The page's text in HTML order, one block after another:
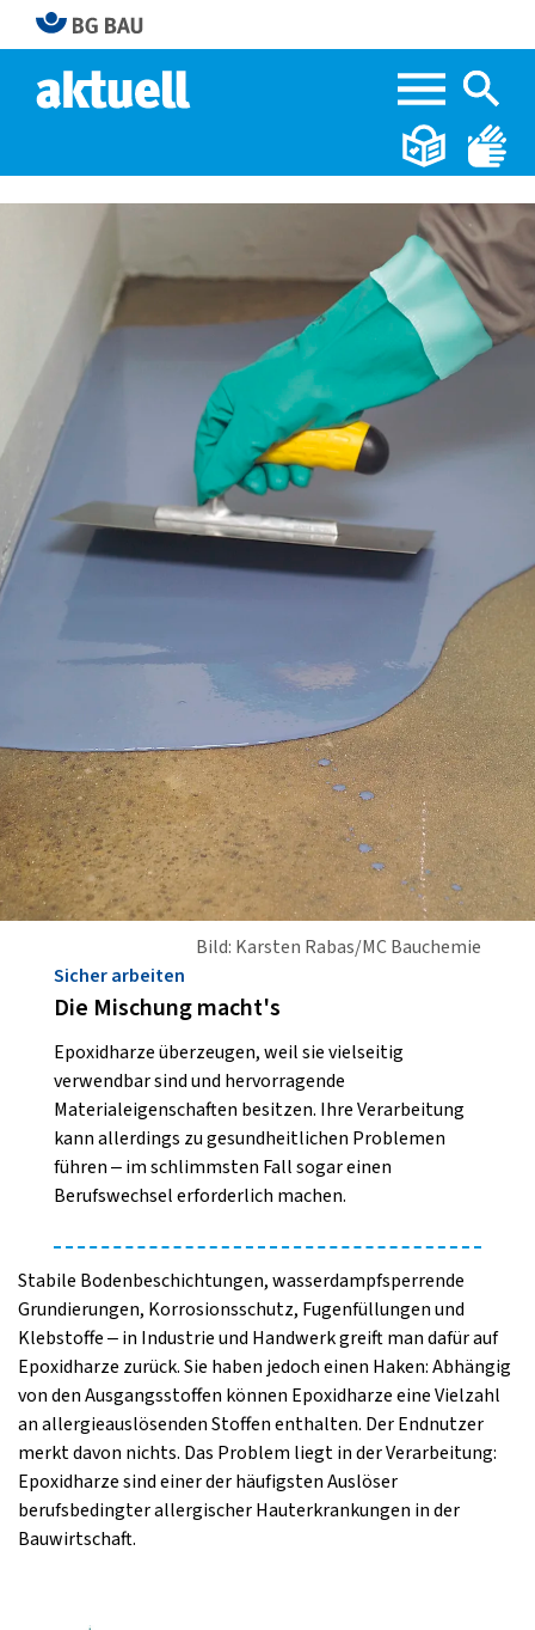
Bild: Karsten Rabas/MC Bauchemie
Sicher arbeiten
Die Mischung macht's
Epoxidharze überzeugen, weil sie vielseitig
verwendbar sind und hervorragende
Materialeigenschaften besitzen. Ihre Verarbeitung
kann allerdings zu gesundheitlichen Problemen
führen – im schlimmsten Fall sogar einen
Berufswechsel erforderlich machen.
Stabile Bodenbeschichtungen, wasserdampfsperrende
Grundierungen, Korrosionsschutz, Fugenfüllungen und
Klebstoffe – in Industrie und Handwerk greift man dafür auf
Epoxidharze zurück. Sie haben jedoch einen Haken: Abhängig
von den Ausgangsstoffen können Epoxidharze eine Vielzahl
an allergieauslösenden Stoffen enthalten. Der Endnutzer
merkt davon nichts. Das Problem liegt in der Verarbeitung:
Epoxidharze sind einer der häufigsten Auslöser
berufsbedingter allergischer Hauterkrankungen in der
Bauwirtschaft.